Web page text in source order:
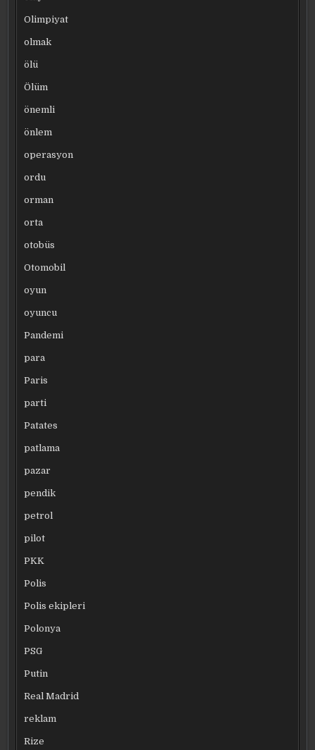
Olimpiyat
olmak
ölü
Ölüm
önemli
önlem
operasyon
ordu
orman
orta
otobüs
Otomobil
oyun
oyuncu
Pandemi
para
Paris
parti
Patates
patlama
pazar
pendik
petrol
pilot
PKK
Polis
Polis ekipleri
Polonya
PSG
Putin
Real Madrid
reklam
Rize